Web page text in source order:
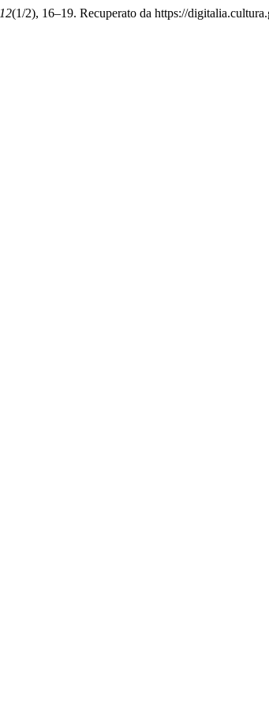
12(1/2), 16–19. Recuperato da https://